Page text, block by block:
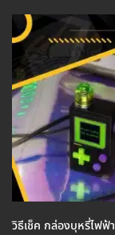
วิธีเช็ค กล่องบุหรี่ไฟ